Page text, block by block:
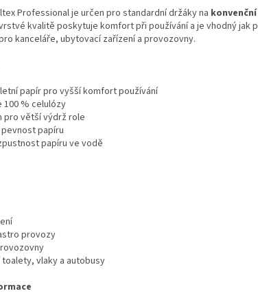
Professional je určen pro standardní držáky na
kvalitě poskytuje komfort při používání a je vhodný jak
kanceláře, ubytovací zařízení a provozovny.
papír pro vyšší komfort používání
100 % celulózy
pro větší výdrž role
papíru
papíru ve vodě
provozy
vlaky a autobusy